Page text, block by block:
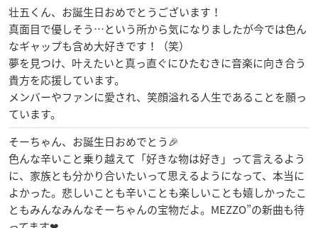
壮五くん、お誕生日おめでとうございます！
真面目で優しそう…という所から気になりましたが今では色ん
なギャップも含め大好きです！（笑）
夢を見つけ、叶えたいと真っ直ぐにひたむきに音楽に向き合う
貴方を応援しています。
メンバーやファンに愛され、笑顔溢れる人生であることを願っ
ています。
そーちゃん、お誕生日おめでとう🎉
色んな辛いこと乗り越えて「好きな物は好き」って言えるよう
に、家族とも分かり合いたいって思えるようになって、本当に
よかった。悲しいことも辛いことも楽しいことも嬉しかったこ
ともみんなみんなそーちゃんの宝物だよ。MEZZO”の新曲も待